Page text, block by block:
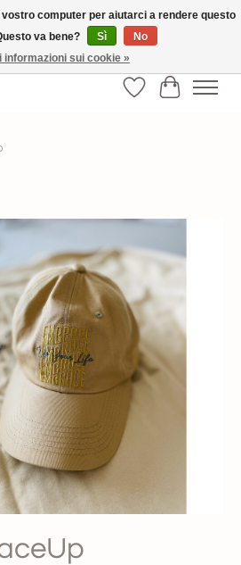
with Love and Happiness √Exklusiv und
& long-lasting fashion
Lista deiCarrello
slideshow Items
computer per aiutarci a rendere questo
va bene?
Sì
No
informazioni sui cookie »